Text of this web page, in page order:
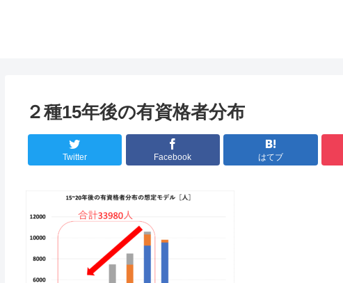
２種15年後の有資格者分布
Twitter Facebook はてブ